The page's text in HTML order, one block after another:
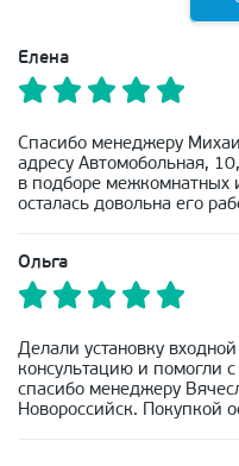
Елена
Спасибо менеджеру
адресу Автомобольная,
в подборе межкомнатных
осталась довольна его
Ольга
Делали установку
консультацию и помогли
спасибо менеджеру
Новороссийск. Покупкой